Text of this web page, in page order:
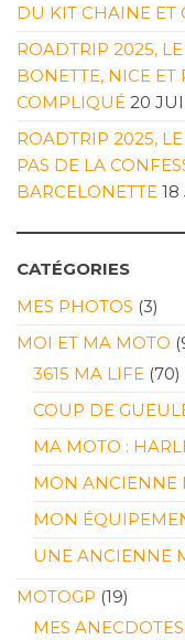
DU KIT CHAINE ET
ROADTRIP 2025,
BONETTE, NICE ET
COMPLIQUÉ 20
ROADTRIP 2025,
PAS DE LA
BARCELONETTE
CATÉGORIES
MES PHOTOS (3)
MOI ET MA MOTO
3615 MA LIFE (70)
COUP DE
MA MOTO :
MON ANCIENNE
MON
UNE ANCIENNE
MOTOGP (19)
MES